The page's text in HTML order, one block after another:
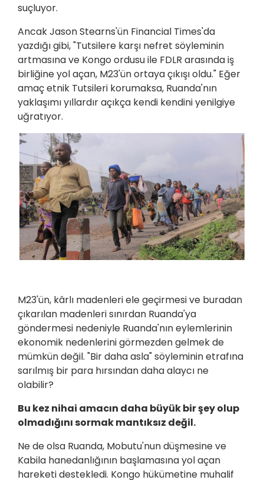
suçluyor.
Ancak Jason Stearns'ün Financial Times'da
yazdığı gibi, "Tutsilere karşı nefret söyleminin
artmasına ve Kongo ordusu ile FDLR arasında iş
birliğine yol açan, M23'ün ortaya çıkışı oldu." Eğer
amaç etnik Tutsileri korumaksa, Ruanda'nın
yaklaşımı yıllardır açıkça kendi kendini yenilgiye
uğratıyor.
M23'ün, kârlı madenleri ele geçirmesi ve buradan
çıkarılan madenleri sınırdan Ruanda'ya
göndermesi nedeniyle Ruanda'nın eylemlerinin
ekonomik nedenlerini görmezden gelmek de
mümkün değil. "Bir daha asla" söyleminin etrafına
sarılmış bir para hırsından daha alaycı ne
olabilir?
Bu kez nihai amacın daha büyük bir şey olup
olmadığını sormak mantıksız değil.
Ne de olsa Ruanda, Mobutu'nun düşmesine ve
Kabila hanedanlığının başlamasına yol açan
hareketi destekledi. Kongo hükümetine muhalif